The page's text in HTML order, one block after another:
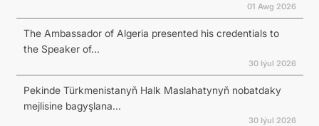
01 Awg 2026
The Ambassador of Algeria presented his credentials to
the Speaker of...
30 Iýul 2026
Pekinde Türkmenistanyň Halk Maslahatynyň nobatdaky
mejlisine bagyşlana...
30 Iýul 2026